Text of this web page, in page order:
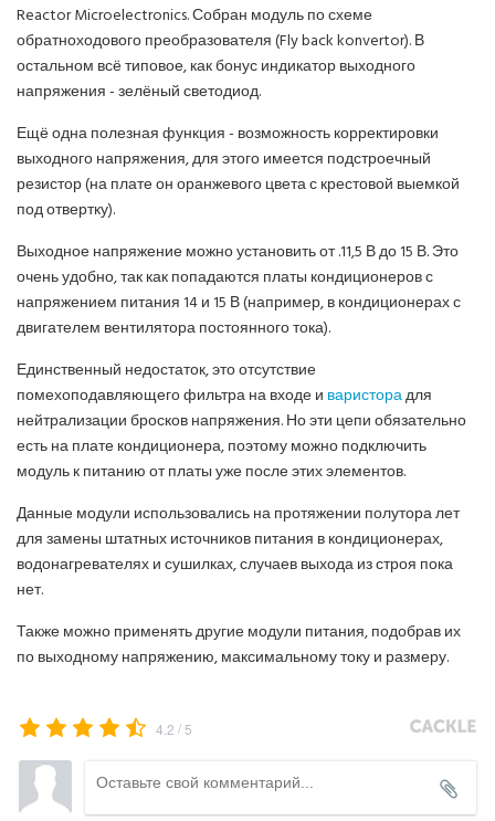
Reactor Microelectronics. Собран модуль по схеме
обратноходового преобразователя (Fly back konvertor). В
остальном всё типовое, как бонус индикатор выходного
напряжения - зелёный светодиод.
Ещё одна полезная функция - возможность корректировки
выходного напряжения, для этого имеется подстроечный
резистор (на плате он оранжевого цвета с крестовой выемкой
под отвертку).
Выходное напряжение можно установить от .11,5 В до 15 В. Это
очень удобно, так как попадаются платы кондиционеров с
напряжением питания 14 и 15 В (например, в кондиционерах с
двигателем вентилятора постоянного тока).
Единственный недостаток, это отсутствие
помехоподавляющего фильтра на входе и варисторадля
нейтрализации бросков напряжения. Но эти цепи обязательно
есть на плате кондиционера, поэтому можно подключить
модуль к питанию от платы уже после этих элементов.
Данные модули использовались на протяжении полутора лет
для замены штатных источников питания в кондиционерах,
водонагревателях и сушилках, случаев выхода из строя пока
нет.
Также можно применять другие модули питания, подобрав их
по выходному напряжению, максимальному току и размеру.
4.2 / 5